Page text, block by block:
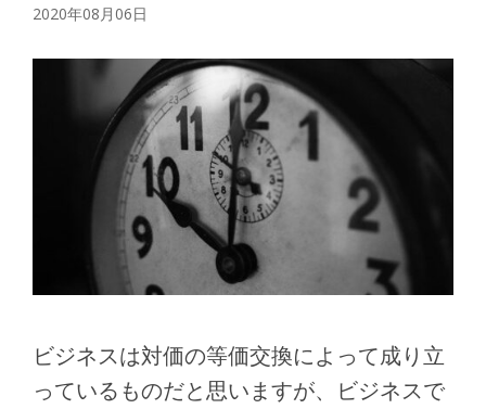
2020年08月06日
ビジネスは対価の等価交換によって成り立
っているものだと思いますが、ビジネスで